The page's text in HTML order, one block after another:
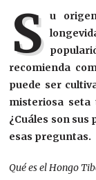
S u
recomienda
puede ser
misteriosa seta
¿Cuáles son sus
esas preguntas.
Qué es el Hongo